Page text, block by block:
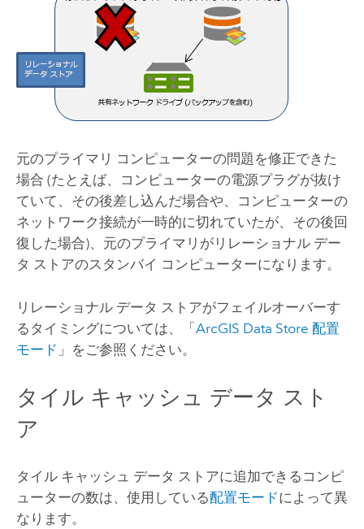
元のプライマリ コンピューターの問題を修正できた
場合 (たとえば、コンピューターの電源プラグが抜け
ていて、その後差し込んだ場合や、コンピューターの
ネットワーク接続が一時的に切れていたが、その後回
復した場合)、元のプライマリがリレーショナル デー
タ ストアのスタンバイ コンピューターになります。
リレーショナル データ ストアがフェイルオーバーす
るタイミングについては、「ArcGIS Data Store 配置
モード 」をご参照ください。
タイル キャッシュ データ スト
ア
タイル キャッシュ データ ストアに追加できるコンピ
ューターの数は、使用している配置モードによって異
なります。